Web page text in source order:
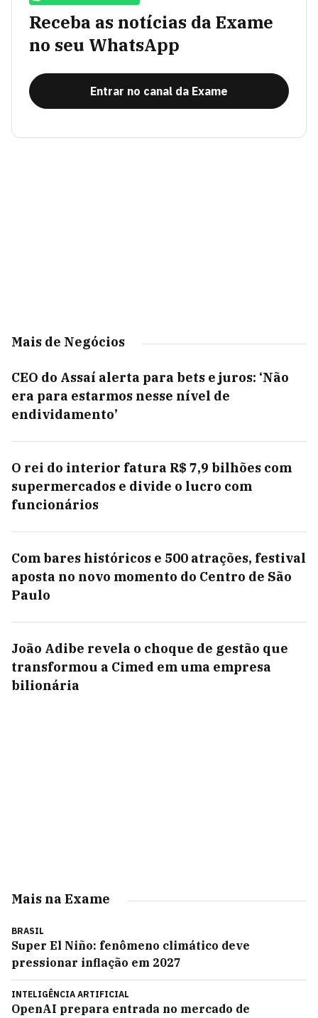
Receba as notícias da Exame
no seu WhatsApp
Entrar no canal da Exame
Mais de Negócios
CEO do Assaí alerta para bets e juros: ‘Não
era para estarmos nesse nível de
endividamento’
O rei do interior fatura R$ 7,9 bilhões com
supermercados e divide o lucro com
funcionários
Com bares históricos e 500 atrações, festival
aposta no novo momento do Centro de São
Paulo
João Adibe revela o choque de gestão que
transformou a Cimed em uma empresa
bilionária
Mais na Exame
BRASIL
Super El Niño: fenômeno climático deve
pressionar inflação em 2027
INTELIGÊNCIA ARTIFICIAL
OpenAI prepara entrada no mercado de